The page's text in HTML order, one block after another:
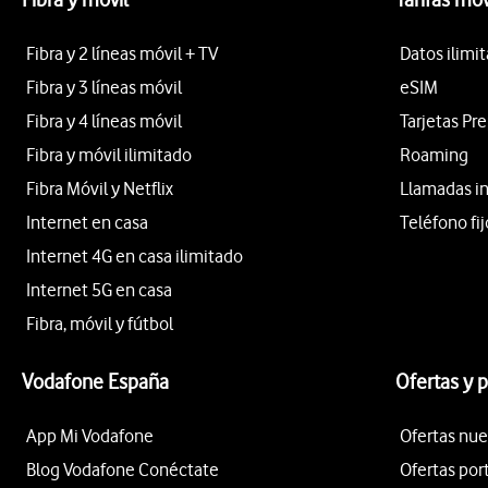
Fibra y 2 líneas móvil + TV
Fibra y 3 líneas móvil
Fibra y 4 líneas móvil
Fibra y móvil ilimitado
Fibra Móvil y Netflix
Internet en casa
Internet 4G en casa ilimitado
Internet 5G en casa
Fibra, móvil y fútbol
Datos
eSIM
Tarjetas
Roaming
Llamadas
Teléfono
Vodafone España
App Mi Vodafone
Blog Vodafone Conéctate
Ofertas y
Ofertas
Ofertas